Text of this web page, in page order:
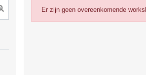
Er zijn geen overeenkomende